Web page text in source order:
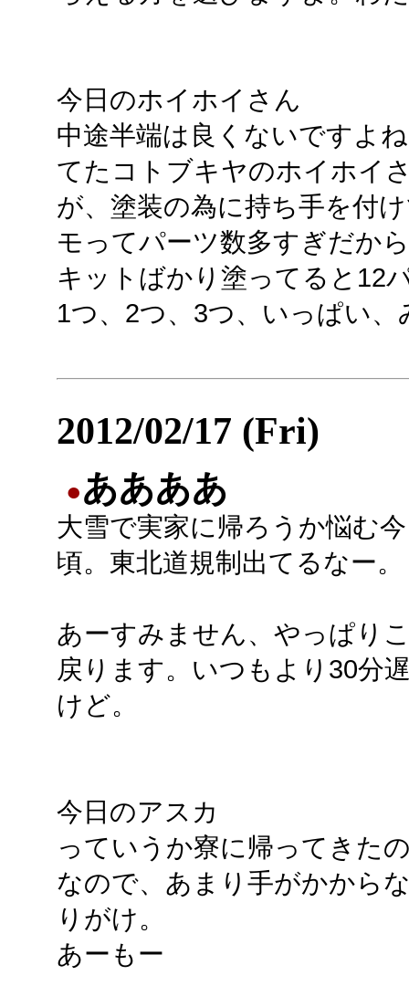
今日のホイホイさん
中途半端は良くないですよ
てたコトブキヤのホイホイ
が、塗装の為に持ち手を付
モってパーツ数多すぎだか
キットばかり塗ってると12
1つ、2つ、3つ、いっぱい、
2012/02/17 (Fri)
●ああああ
大雪で実家に帰ろうか悩む
頃。東北道規制出てるなー。
あーすみません、やっぱり
戻ります。いつもより30分
けど。
今日のアスカ
っていうか寮に帰ってきた
なので、あまり手がかから
りがけ。
あーもー